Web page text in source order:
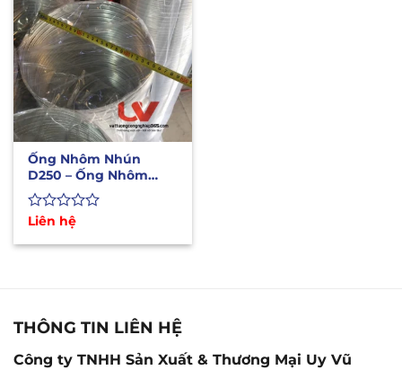
Ống Nhôm Nhún
D250 – Ống Nhôm
Bán Cứng Chịu Nhiệt
Độ Cao
Được
hạng
Liên hệ
THÔNG TIN LIÊN HỆ
Công ty TNHH Sản Xuất & Thương Mại Uy Vũ